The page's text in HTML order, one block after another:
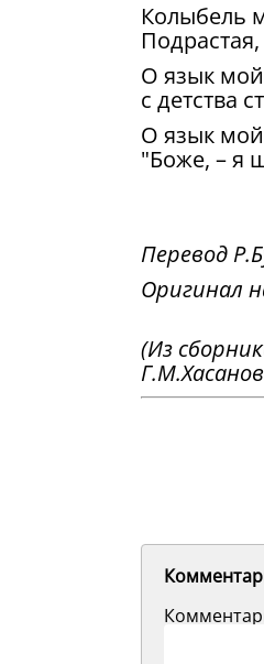
Колыбель
О язык
с детства
О язык
"Боже, – я
Перевод
Оригинал
(Из